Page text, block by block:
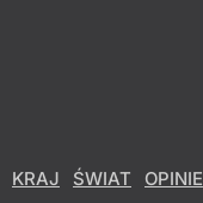
KRAJ ŚWIAT OPINIE